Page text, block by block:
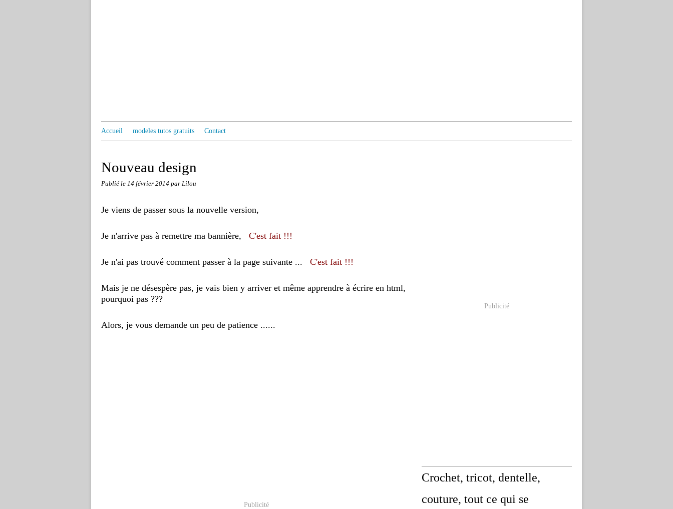
Accueil modeles tutos gratuits Contact
Nouveau design
Publié le 14 février 2014 par Lilou
Je viens de passer sous la nouvelle version,
Je n'arrive pas à remettre ma bannière, C'est fait !!!
Je n'ai pas trouvé comment passer à la page suivante ... C'est fait !!!
Mais je ne désespère pas, je vais bien y arriver et même apprendre à écrire en html,
pourquoi pas ???
Alors, je vous demande un peu de patience ......
Publicité
Publicité
Crochet, tricot, dentelle,
couture, tout ce qui se